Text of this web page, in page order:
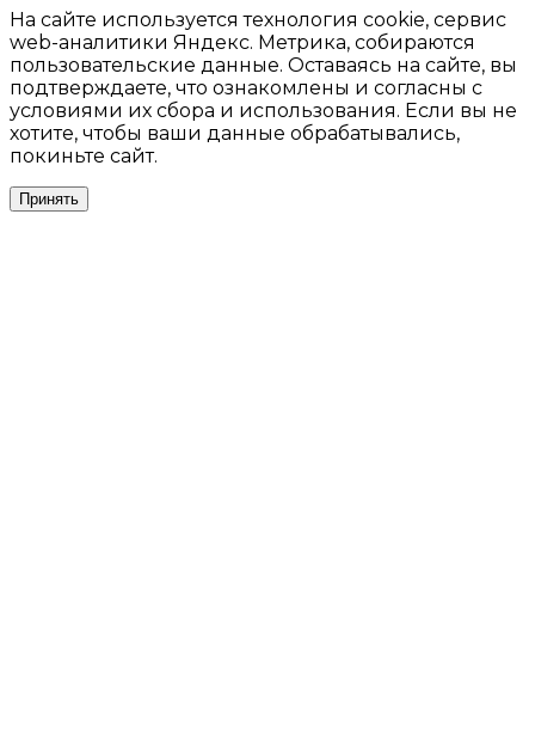
На сайте используется технология cookie, сервис
web-аналитики Яндекс. Метрика, собираются
пользовательские данные. Оставаясь на сайте, вы
подтверждаете, что ознакомлены и согласны с
условиями их сбора и использования. Если вы не
хотите, чтобы ваши данные обрабатывались,
покиньте сайт.
Принять